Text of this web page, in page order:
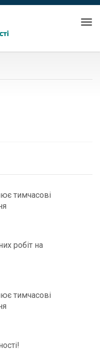
тимчасові
робіт на
тимчасові